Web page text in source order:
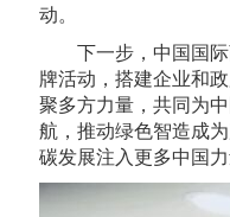
动。
下一步，中国国际
牌活动，搭建企业和
聚多方力量，共同为
航，推动绿色智造成
碳发展注入更多中国力